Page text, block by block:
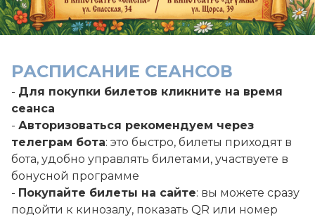
РАСПИСАНИЕ СЕАНСОВ
- Для покупки билетов кликните на время
сеанса
- Авторизоваться рекомендуем через
телеграм бота: это быстро, билеты приходят в
бота, удобно управлять билетами, участвуете в
бонусной программе
- Покупайте билеты на сайте: вы можете сразу
подойти к кинозалу, показать QR или номер